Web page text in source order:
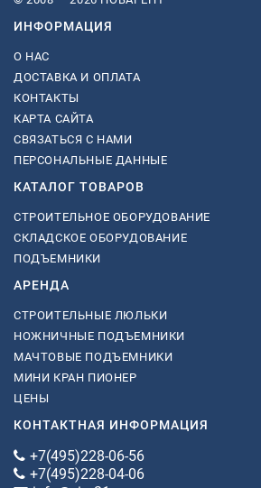
ИНФОРМАЦИЯ
О НАС
ДОСТАВКА И ОПЛАТА
КОНТАКТЫ
КАРТА САЙТА
СВЯЗАТЬСЯ С НАМИ
ПЕРСОНАЛЬНЫЕ ДАННЫЕ
КАТАЛОГ ТОВАРОВ
СТРОИТЕЛЬНОЕ ОБОРУДОВАНИЕ
СКЛАДСКОЕ ОБОРУДОВАНИЕ
ПОДЪЕМНИКИ
АРЕНДА
СТРОИТЕЛЬНЫЕ ЛЮЛЬКИ
НОЖНИЧНЫЕ ПОДЪЕМНИКИ
МАЧТОВЫЕ ПОДЪЕМНИКИ
МИНИ КРАН ПИОНЕР
ЦЕНЫ
КОНТАКТНАЯ ИНФОРМАЦИЯ
+7(495)228-06-56
+7(495)228-04-06